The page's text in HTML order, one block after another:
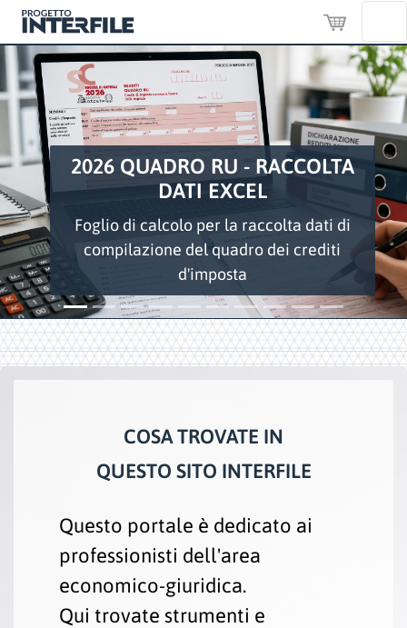
CHECK BONUS
RISTRUTTURAZIONI E BONUS
MOBILI ED ELETTRODOMESTICI
Dichiarazioni dei redditi più veloci e
senza errori con la check in excel
Previous Next
COSA TROVATE IN
QUESTO SITO INTERFILE
Questo portale è dedicato ai
professionisti dell'area
economico-giuridica.
Qui trovate strumenti e